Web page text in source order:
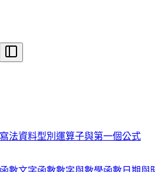
法資料型別 運算子與第一個公式